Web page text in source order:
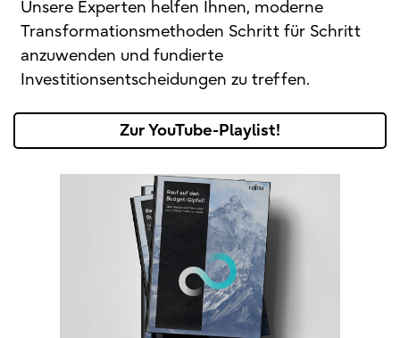
Unsere Experten helfen Ihnen, moderne
Transformationsmethoden Schritt für Schritt
anzuwenden und fundierte
Investitionsentscheidungen zu treffen.
Zur YouTube-Playlist!